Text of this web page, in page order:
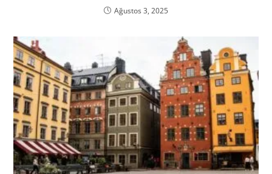
Ağustos 3, 2025